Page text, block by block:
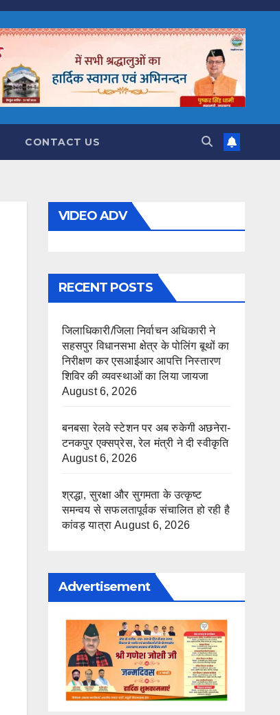
CONTACT US
VIDEO ADV
RECENT POSTS
जिलाधिकारी/जिला निर्वाचन अधिकारी ने
सहसपुर विधानसभा क्षेत्र के पोलिंग बूथों का
निरीक्षण कर एसआईआर आपत्ति निस्तारण
शिविर की व्यवस्थाओं का लिया जायजा
August 6, 2026
बनबसा रेलवे स्टेशन पर अब रुकेगी अछनेरा-
टनकपुर एक्सप्रेस, रेल मंत्री ने दी स्वीकृति
August 6, 2026
श्रद्धा, सुरक्षा और सुगमता के उत्कृष्ट
समन्वय से सफलतापूर्वक संचालित हो रही है
कांवड़ यात्रा August 6, 2026
Advertisement